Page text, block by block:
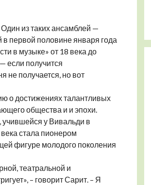
из таких ансамблей —
первой половине января года
в музыке» от 18 века до
если получится
не получается, но вот
о достижениях талантливых
общества и и эпохи.
учившейся у Вивальди в
стала пионером
фигуре молодого поколения
театральной и
– говорит Сарит. – Я